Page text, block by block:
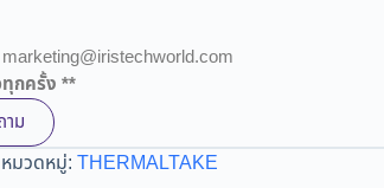
กครั้ง **
ม
หมวดหมู่: THERMALTAKE